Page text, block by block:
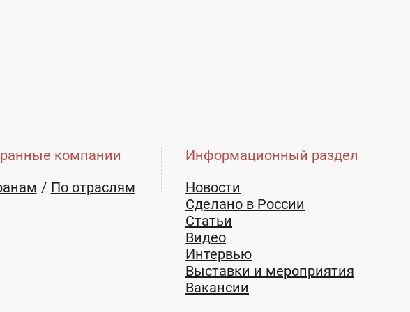
компании
По отраслям
Информационный раздел
Новости
Сделано в России
Статьи
Видео
Интервью
Выставки и мероприятия
Вакансии